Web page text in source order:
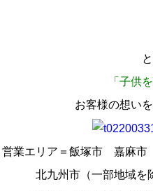
「子供
お客様の想い
営業エリア＝飯塚市 嘉麻
北九州市（一部地域